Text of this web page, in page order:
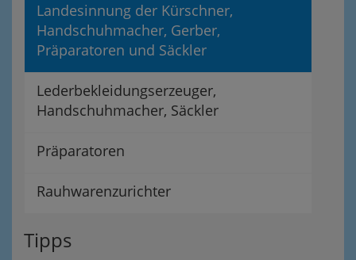
Landesinnung der Kürschner,
Handschuhmacher, Gerber,
Präparatoren und Säckler
Lederbekleidungserzeuger,
Handschuhmacher, Säckler
Präparatoren
Rauhwarenzurichter
Tipps